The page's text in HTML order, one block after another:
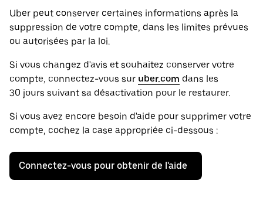
Uber peut conserver certaines informations après la
suppression de votre compte, dans les limites prévues
ou autorisées par la loi.
Si vous changez d'avis et souhaitez conserver votre
compte, connectez-vous sur uber.com dans les
30 jours suivant sa désactivation pour le restaurer.
Si vous avez encore besoin d'aide pour supprimer votre
compte, cochez la case appropriée ci-dessous :
Connectez-vous pour obtenir de l'aide